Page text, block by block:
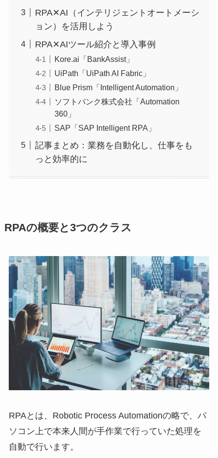
RPA✕AI（インテリジェントオートメーシ
ョン）を活用しよう
RPA✕AIツール紹介と導入事例
Kore.ai「BankAssist」
UiPath「UiPath AI Fabric」
Blue Prism「Intelligent Automation」
ソフトバンク株式会社「Automation
360」
SAP「SAP Intelligent RPA」
記事まとめ：業務を自動化し、仕事をも
っと効率的に
RPAの概要と3つのクラス
RPAとは、Robotic Process Automationの略で、パ
ソコン上で本来人間が手作業で行っていた処理を
自動で行います。